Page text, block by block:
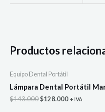
Productos
Equipo Dental Portátil
Lámpara Dental Portátil
$143.000El
$128.000El+ IVA